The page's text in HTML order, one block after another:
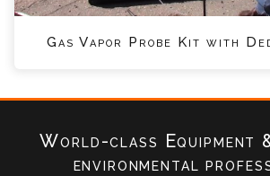
Gas Vapor Probe Kit with
World-class Equipment
environmental